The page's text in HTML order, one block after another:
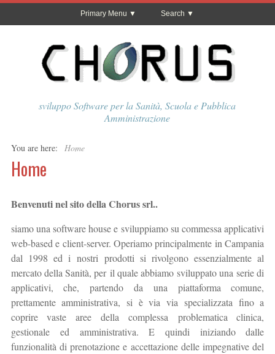
Primary Menu Search
sviluppo Software per la Sanità, Scuola e Pubblica
Amministrazione
You are here: Home
Home
Benvenuti nel sito della Chorus srl..
siamo una software house e sviluppiamo su commessa applicativi
web-based e client-server. Operiamo principalmente in Campania
dal 1998 ed i nostri prodotti si rivolgono essenzialmente al
mercato della Sanità, per il quale abbiamo sviluppato una serie di
applicativi, che, partendo da una piattaforma comune,
prettamente amministrativa, si è via via specializzata fino a
coprire vaste aree della complessa problematica clinica,
gestionale ed amministrativa. E quindi iniziando dalle
funzionalità di prenotazione e accettazione delle impegnative del